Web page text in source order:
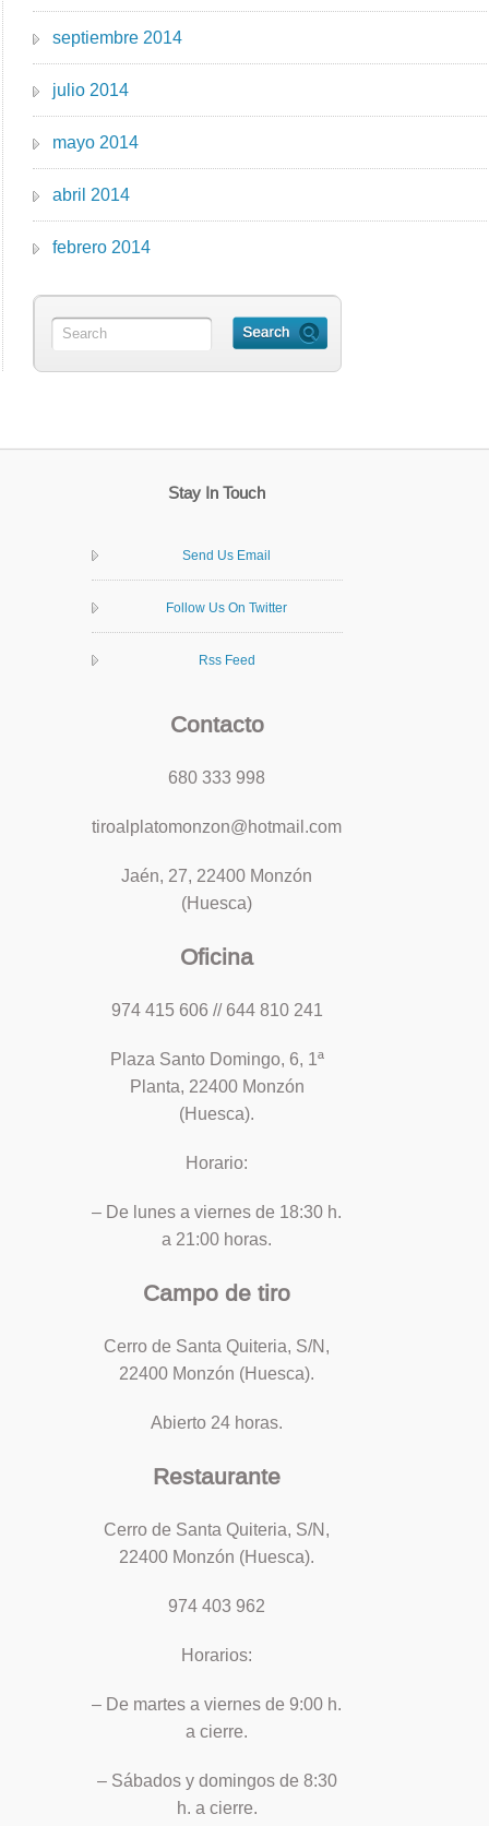
septiembre 2014
julio 2014
mayo 2014
abril 2014
febrero 2014
Stay In Touch
Send Us Email
Follow Us On Twitter
Rss Feed
Contacto
680 333 998
tiroalplatomonzon@hotmail.com
Jaén, 27, 22400 Monzón
(Huesca)
Oficina
974 415 606 // 644 810 241
Plaza Santo Domingo, 6, 1ª
Planta, 22400 Monzón
(Huesca).
Horario:
– De lunes a viernes de 18:30 h.
a 21:00 horas.
Campo de tiro
Cerro de Santa Quiteria, S/N,
22400 Monzón (Huesca).
Abierto 24 horas.
Restaurante
Cerro de Santa Quiteria, S/N,
22400 Monzón (Huesca).
974 403 962
Horarios:
– De martes a viernes de 9:00 h.
a cierre.
– Sábados y domingos de 8:30
h. a cierre.